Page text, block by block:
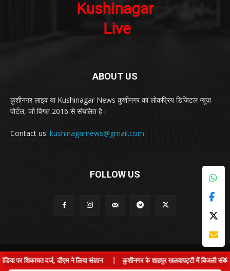
ABOUT US
कुशीनगर लाइव या Kushinagar News कुशीनगर का लोकप्रिय डिजिटल न्यूज़
पोर्टल, जो विगत 2016 से संचलित है।
Contact us: kushinagarnews@gmail.com
FOLLOW US
© Kushinagar Live - 2022 ×
शिकायत दर्ज, डीएम ने लिया संज्ञान | कुशीनगर के शाहपुर खलवापट्टी में बिजली संकट: